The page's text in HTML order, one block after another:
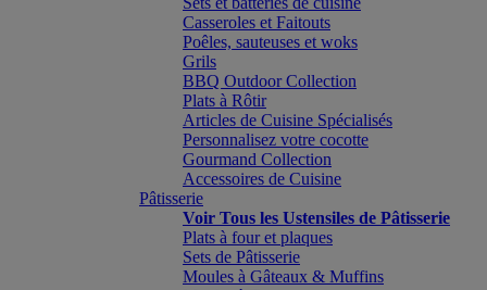
Casseroles et Faitouts
Poêles, sauteuses et woks
Grils
BBQ Outdoor Collection
Plats à Rôtir
Articles de Cuisine Spécialisés
Personnalisez votre cocotte
Gourmand Collection
Accessoires de Cuisine
Pâtisserie
Voir Tous les Ustensiles de Pâtisserie
Plats à four et plaques
Sets de Pâtisserie
Moules à Gâteaux & Muffins